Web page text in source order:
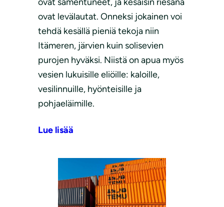
ovat levälautat. Onneksi jokainen voi
tehdä kesällä pieniä tekoja niin
Itämeren, järvien kuin solisevien
purojen hyväksi. Niistä on apua myös
vesien lukuisille eliöille: kaloille,
vesilinnuille, hyönteisille ja
pohjaeläimille.
Lue lisää